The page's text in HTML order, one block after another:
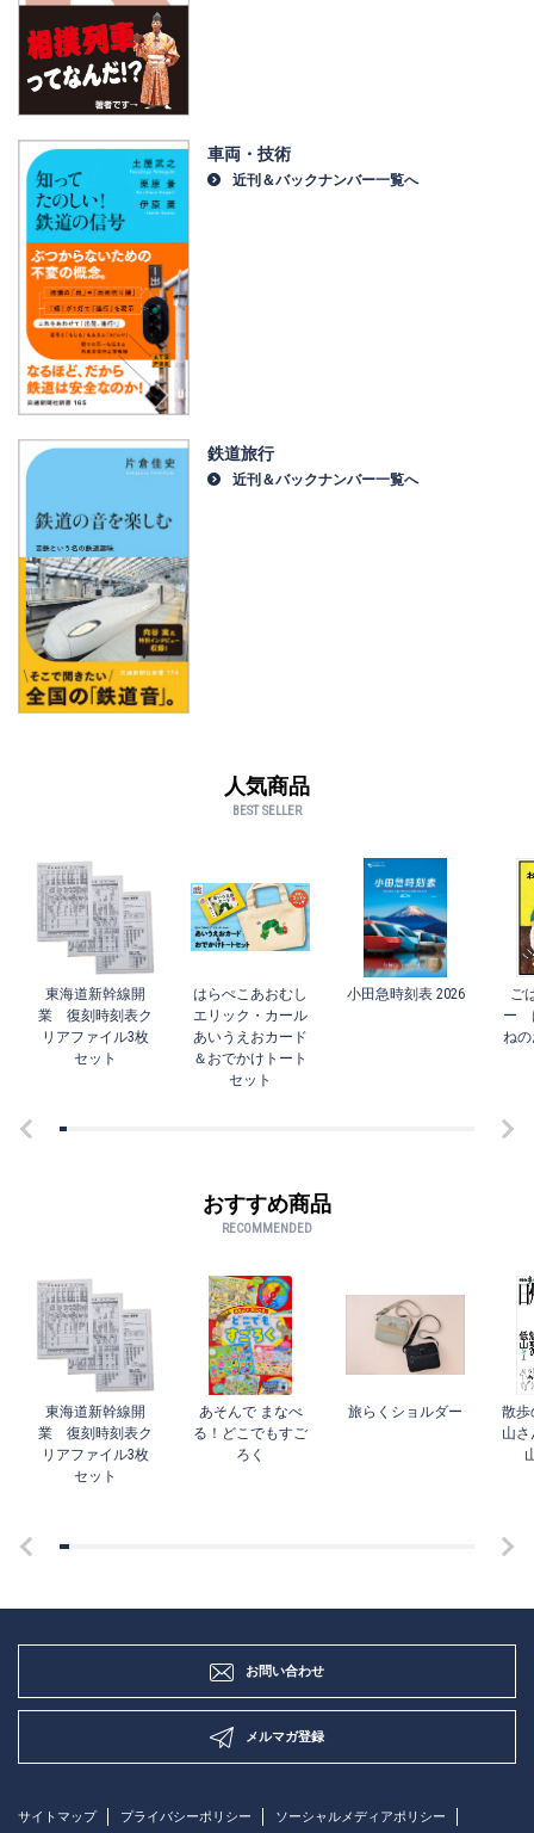
車両・技術
近刊＆バックナンバー一覧へ
鉄道旅行
近刊＆バックナンバー一覧へ
人気商品
BEST SELLER
東海道新幹線開
業 復刻時刻表ク
リアファイル3枚
セット
はらぺこあおむし
エリック・カール
あいうえおカード
＆おでかけトート
セット
小田急時刻表 2026
ご
ー
ね
おすすめ商品
RECOMMENDED
東海道新幹線開
業 復刻時刻表ク
リアファイル3枚
セット
あそんで まなべ
る！どこでもすご
ろく
旅らくショルダー
散歩
山さ
お問い合わせ
メルマガ登録
サイトマップ プライバシーポリシー ソーシャルメディアポリシー